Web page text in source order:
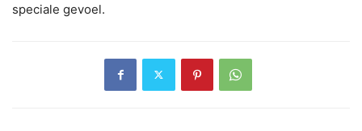
speciale gevoel.